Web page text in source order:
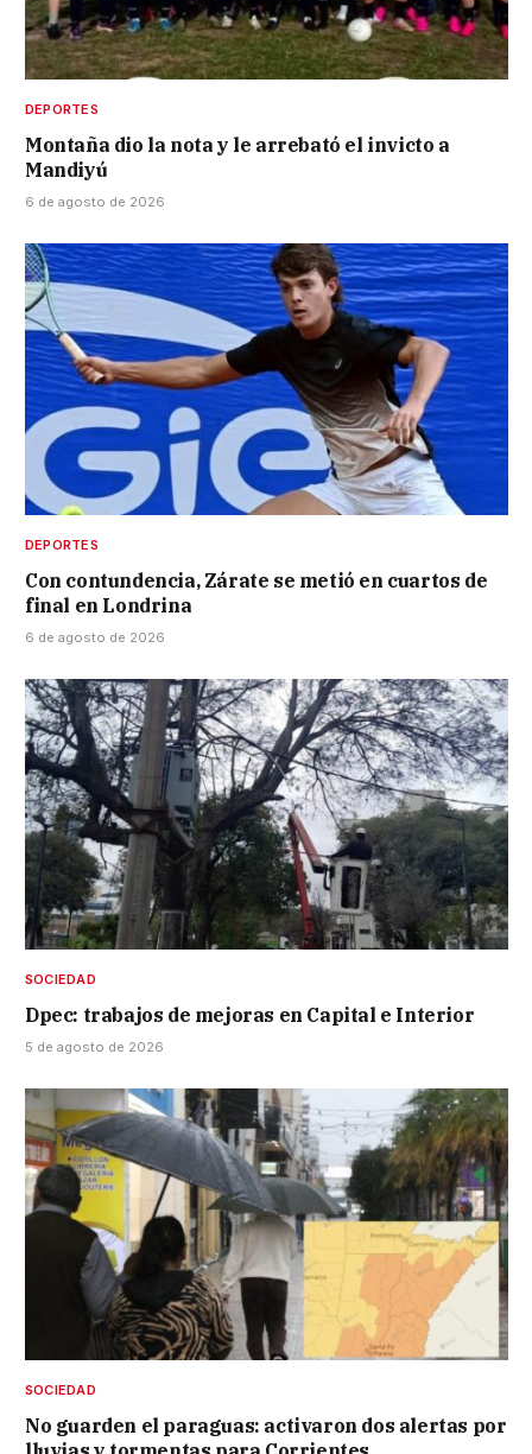
DEPORTES
Montaña dio la nota y le arrebató el invicto a
Mandiyú
6 de agosto de 2026
DEPORTES
Con contundencia, Zárate se metió en cuartos de
final en Londrina
6 de agosto de 2026
SOCIEDAD
Dpec: trabajos de mejoras en Capital e Interior
5 de agosto de 2026
SOCIEDAD
No guarden el paraguas: activaron dos alertas por